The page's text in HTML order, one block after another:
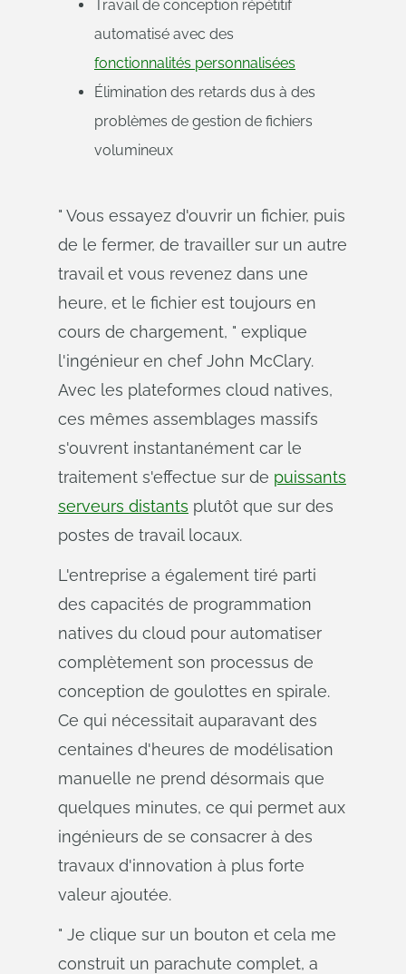
Travail de conception répétitif
automatisé avec des
fonctionnalités personnalisées
Élimination des retards dus à des
problèmes de gestion de fichiers
volumineux
" Vous essayez d'ouvrir un fichier, puis
de le fermer, de travailler sur un autre
travail et vous revenez dans une
heure, et le fichier est toujours en
cours de chargement, " explique
l'ingénieur en chef John McClary.
Avec les plateformes cloud natives,
ces mêmes assemblages massifs
s'ouvrent instantanément car le
traitement s'effectue sur de puissants
serveurs distants plutôt que sur des
postes de travail locaux.
L'entreprise a également tiré parti
des capacités de programmation
natives du cloud pour automatiser
complètement son processus de
conception de goulottes en spirale.
Ce qui nécessitait auparavant des
centaines d'heures de modélisation
manuelle ne prend désormais que
quelques minutes, ce qui permet aux
ingénieurs de se consacrer à des
travaux d'innovation à plus forte
valeur ajoutée.
" Je clique sur un bouton et cela me
construit un parachute complet, a